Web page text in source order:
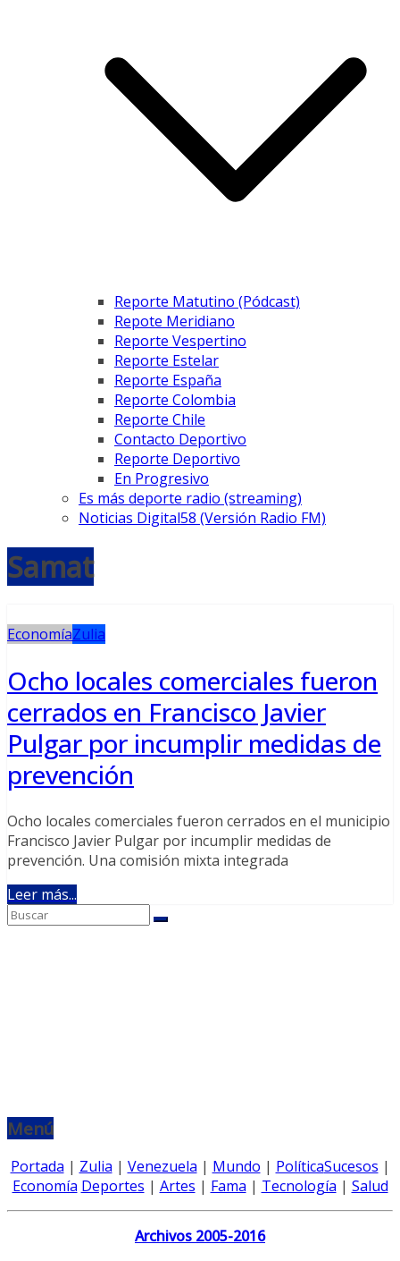
Reporte Matutino (Pódcast)
Repote Meridiano
Reporte Vespertino
Reporte Estelar
Reporte España
Reporte Colombia
Reporte Chile
Contacto Deportivo
Reporte Deportivo
En Progresivo
Es más deporte radio (streaming)
Noticias Digital58 (Versión Radio FM)
Samat
EconomíaZulia
Ocho locales comerciales fueron
cerrados en Francisco Javier
Pulgar por incumplir medidas de
prevención
Ocho locales comerciales fueron cerrados en el municipio
Francisco Javier Pulgar por incumplir medidas de
prevención. Una comisión mixta integrada
Leer más...
Menú
Portada | Zulia | Venezuela | Mundo | PolíticaSucesos |
Economía Deportes | Artes | Fama | Tecnología | Salud
Archivos 2005-2016